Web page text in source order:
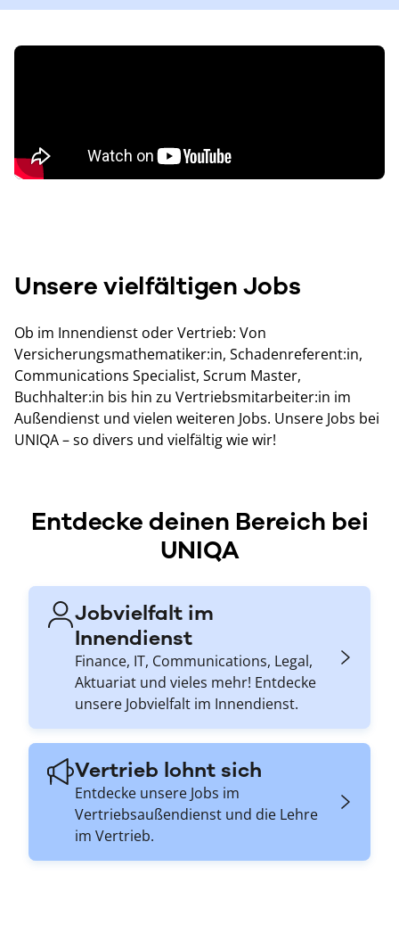
Unsere vielfältigen Jobs
Ob im Innendienst oder Vertrieb: Von
Versicherungsmathematiker:in, Schadenreferent:in,
Communications Specialist, Scrum Master,
Buchhalter:in bis hin zu Vertriebsmitarbeiter:in im
Außendienst und vielen weiteren Jobs. Unsere Jobs bei
UNIQA – so divers und vielfältig wie wir!
Entdecke deinen Bereich bei
UNIQA
Jobvielfalt im
Innendienst
Finance, IT, Communications, Legal,
Aktuariat und vieles mehr! Entdecke
unsere Jobvielfalt im Innendienst.
Vertrieb lohnt sich
Entdecke unsere Jobs im
Vertriebsaußendienst und die Lehre
im Vertrieb.